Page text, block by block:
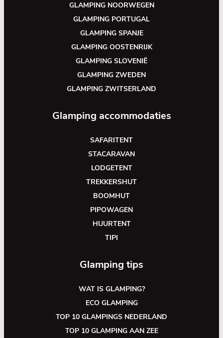
GLAMPING NOORWEGEN
GLAMPING PORTUGAL
GLAMPING SPANJE
GLAMPING OOSTENRIJK
GLAMPING SLOVENIË
GLAMPING ZWEDEN
GLAMPING ZWITSERLAND
Glamping accommodaties
SAFARITENT
STACARAVAN
LODGETENT
TREKKERSHUT
BOOMHUT
PIPOWAGEN
HUURTENT
TIPI
Glamping tips
WAT IS GLAMPING?
ECO GLAMPING
TOP 10 GLAMPINGS NEDERLAND
TOP 10 GLAMPING AAN ZEE